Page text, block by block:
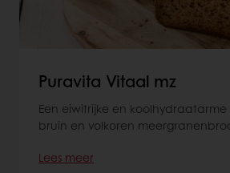
Puravita Vitaal mz
Een eiwitrijke en
bruin en volkoren
Lees meer